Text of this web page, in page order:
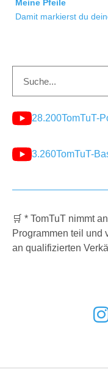
Meine Pfeile
Damit markierst du
28.200TomTuT-
3.260TomTuT-
🛒 * TomTuT nimmt
Programmen teil und
an qualifizierten